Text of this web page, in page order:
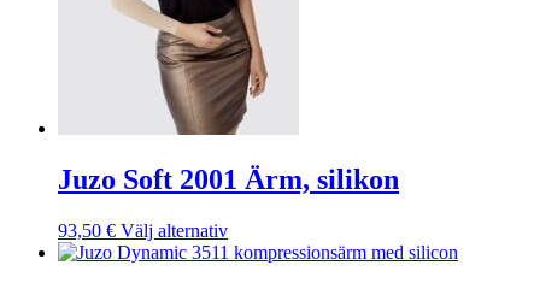
Juzo Soft 2001 Ärm, silikon
93,50 € Välj alternativDen
här